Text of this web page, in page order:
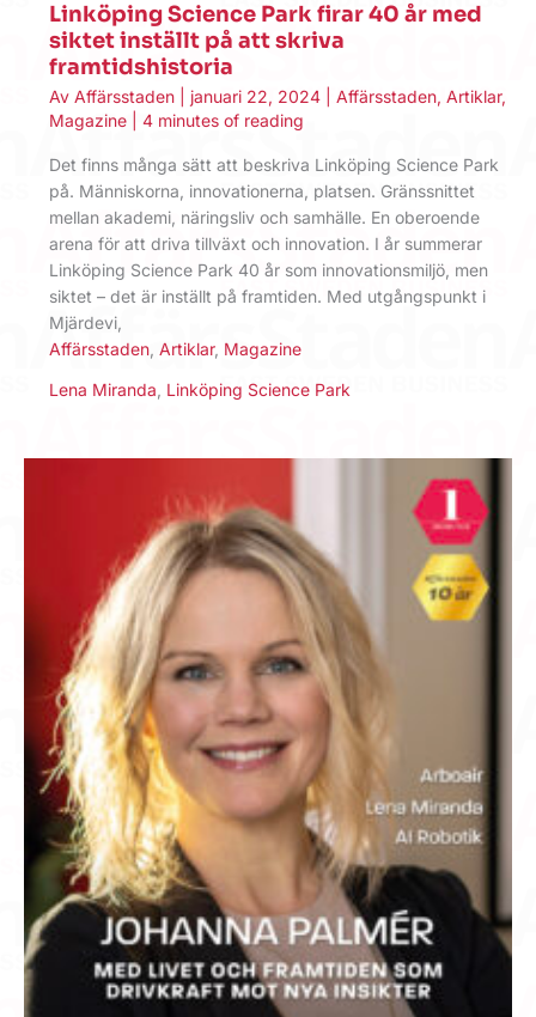
Linköping Science Park firar 40 år med
siktet inställt på att skriva
framtidshistoria
Av Affärsstaden januari 22, 2024 Affärsstaden, Artiklar,
Magazine
4 minutes of reading
Det finns många sätt att ­beskriva Linköping ­Science Park
på. Människorna, inno­vationerna, platsen. ­Gränssnittet
mellan akademi, näringsliv och samhälle. En oberoende
arena för att driva tillväxt och innovation. I år summerar
Linköping Science Park 40 år som innovations­miljö, men
siktet – det är inställt på framtiden. Med utgångspunkt i
Mjärdevi,
Affärsstaden, Artiklar, Magazine
Lena Miranda Linköping Science Park